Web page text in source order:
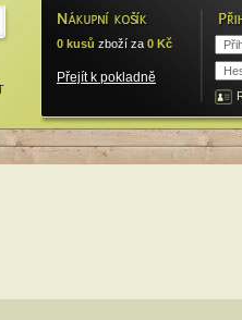
0 kusů zboží za 0 Kč
Přejít k pokladně